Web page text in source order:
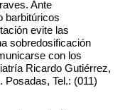
Ante
barbitúricos
evite las
sobredosificación
con los
Ricardo Gutiérrez,
Posadas, Tel.: (011)